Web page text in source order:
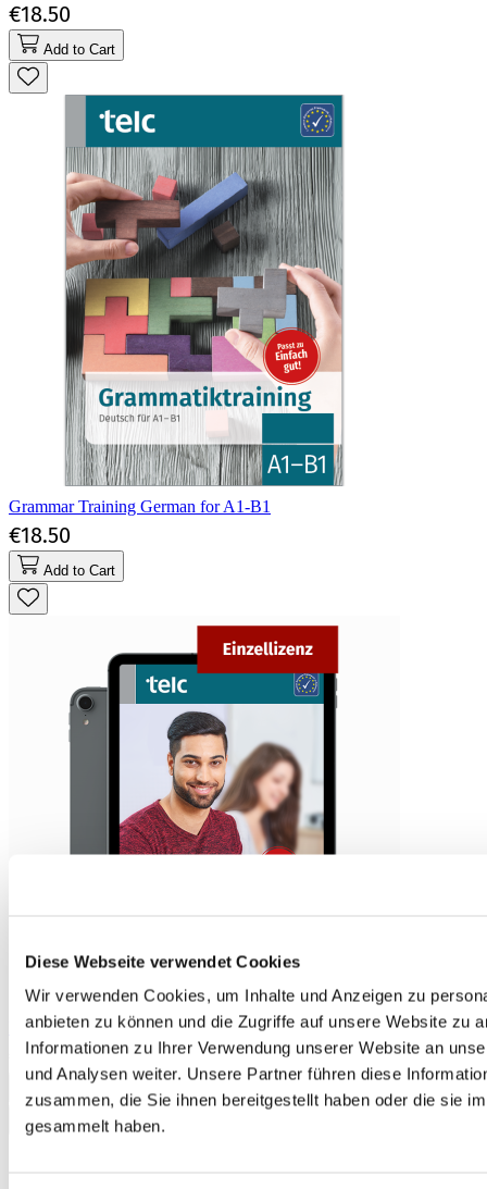
Diese Webseite verwendet Cookies
Wir verwenden Cookies, um Inhalte und Anzeigen zu
anbieten zu können und die Zugriffe auf unsere Website zu
Informationen zu Ihrer Verwendung unserer Website an
und Analysen weiter. Unsere Partner führen diese
zusammen, die Sie ihnen bereitgestellt haben oder die sie
gesammelt haben.
€18.50
Add to Cart
Grammar Training German for A1-B1
€18.50
Add to Cart
Einfach gut digital! teaching companion A2 Individual licence
€28.90